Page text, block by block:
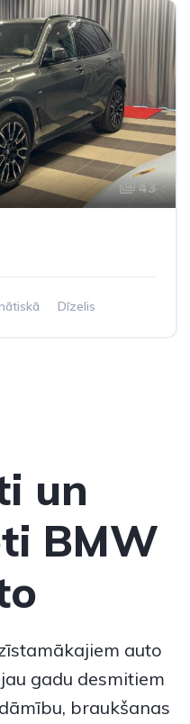
43
Dīzelis
un
BMW
auto
gadu desmitiem
braukšanas